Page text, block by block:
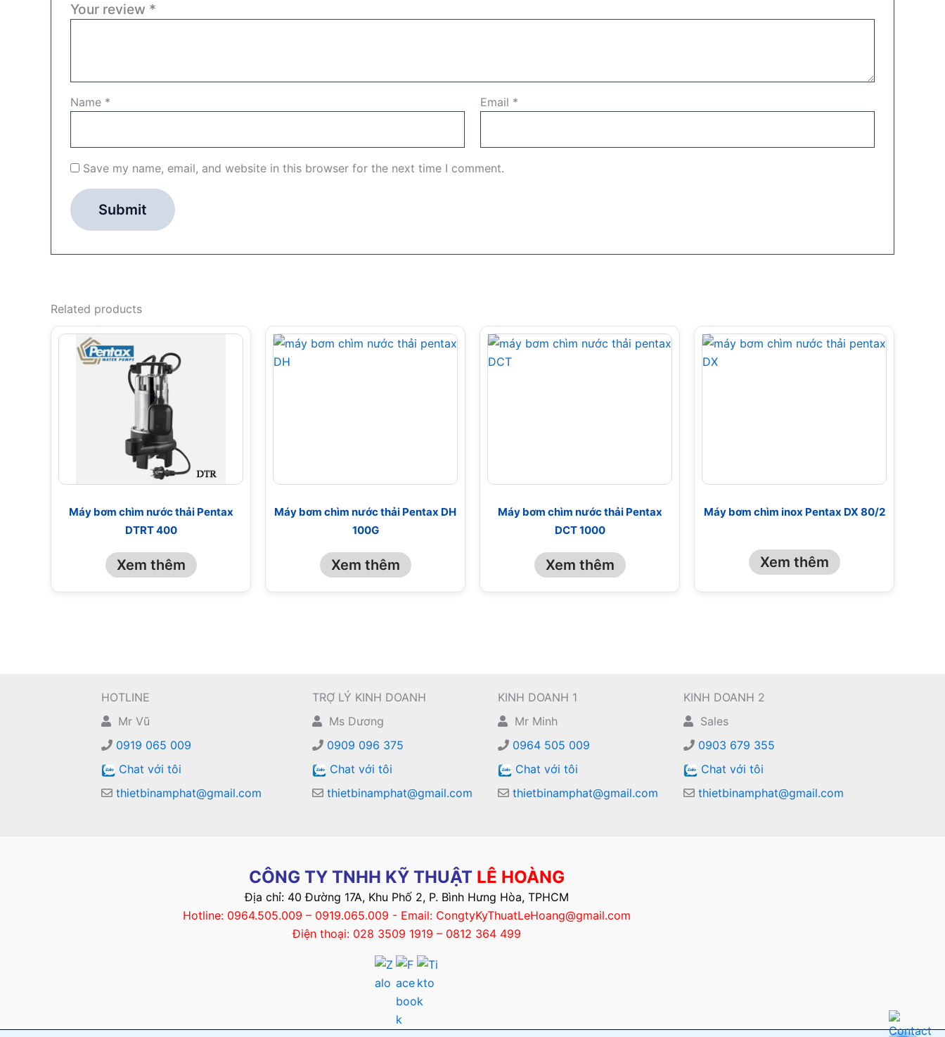
Your review *
Name * Email *
Save my name, email, and website in this browser for the next time I comment.
Related products
Máy bơm chìm nước thải Pentax
DTRT 400
Xem thêm
Máy bơm chìm nước thải Pentax DH
100G
Xem thêm
Máy bơm chìm nước thải Pentax
DCT 1000
Xem thêm
Máy bơm chìm inox Pentax DX 80/2
Xem thêm
HOTLINE
Mr Vũ
0919 065 009
Chat với tôi
thietbinamphat@gmail.com
TRỢ LÝ KINH DOANH
Ms Dương
0909 096 375
Chat với tôi
thietbinamphat@gmail.com
KINH DOANH 1
Mr Minh
0964 505 009
Chat với tôi
thietbinamphat@gmail.com
KINH DOANH 2
Sales
0903 679 355
Chat với tôi
thietbinamphat@gmail.com
CÔNG TY TNHH KỸ THUẬT LÊ HOÀNG
Địa chỉ: 40 Đường 17A, Khu Phố 2, P. Bình Hưng Hòa, TPHCM
Hotline: 0964.505.009 – 0919.065.009 - Email: CongtyKyThuatLeHoang@gmail.com
Điện thoại: 028 3509 1919 – 0812 364 499